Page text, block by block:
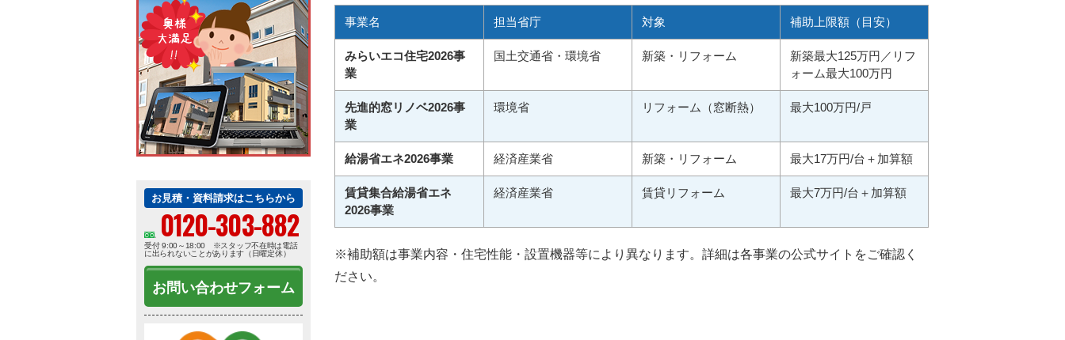
事業名 担当省庁 対象 補助上限額（目安）
みらいエコ住宅2026事
業
国土交通省・環境省 新築・リフォーム
新築最大125万円／リフ
ォーム最大100万円
先進的窓リノベ2026事
業
環境省 リフォーム（窓断熱） 最大100万円/戸
給湯省エネ2026事業 経済産業省 新築・リフォーム 最大17万円/台＋加算額
賃貸集合給湯省エネ
2026事業
経済産業省 賃貸リフォーム 最大7万円/台＋加算額
※補助額は事業内容・住宅性能・設置機器等により異なります。詳細は各事業の公式サイトをご確認く
ださい。
お見積・資料請求はこちらから
0120-303-882
受付 9:00～18:00 ※スタッフ不在時は電話
に出られないことがあります（日曜定休）
お問い合わせフォーム